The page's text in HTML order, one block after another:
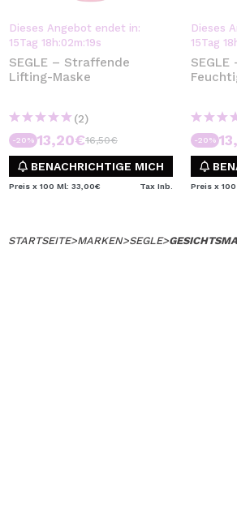
Dieses Angebot endet in:
15Tag 18 h:02m:19s
SEGLE – Straffende
Lifting-Maske
(2)
-20% 13,20€16,50€
BENACHRICHTIGE MICH
Preis x 100 Ml: 33,00€ Tax Inb.
Dieses
15Tag 18
-20%
Preis x
STARTSEITE>MARKEN>SEGLE>